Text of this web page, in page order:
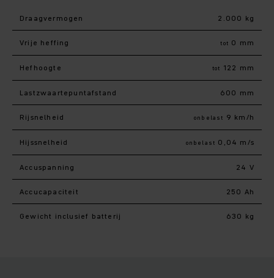
Draagvermogen 2.000 kg
Vrije heffing tot 0 mm
Hefhoogte tot 122 mm
Lastzwaartepuntafstand 600 mm
Rijsnelheid onbelast 9 km/h
Hijssnelheid onbelast 0,04 m/s
Accuspanning 24 V
Accucapaciteit 250 Ah
Gewicht inclusief batterij 630 kg